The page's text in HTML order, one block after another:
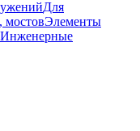
Для
мостовЭлементы
Инженерные